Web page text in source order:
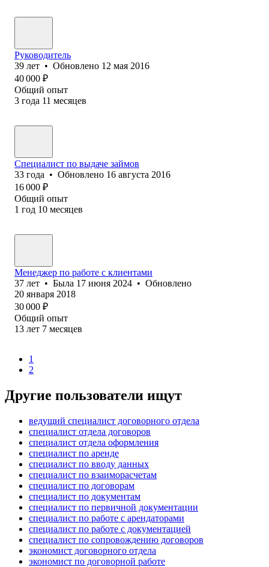
Руководитель
39 лет • Обновлено 12 мая 2016
40 000 ₽
Общий опыт
3 года 11 месяцев
Специалист по выдаче займов
33 года • Обновлено 16 августа 2016
16 000 ₽
Общий опыт
1 год 10 месяцев
Менеджер по работе с клиентами
37 лет • Была 17 июня 2024 • Обновлено
20 января 2018
30 000 ₽
Общий опыт
13 лет 7 месяцев
1
2
Другие пользователи ищут
ведущий специалист договорного отдела
специалист отдела договоров
специалист отдела оформления
специалист по аренде
специалист по вводу данных
специалист по взаиморасчетам
специалист по договорам
специалист по документам
специалист по первичной документации
специалист по работе с арендаторами
специалист по работе с документацией
специалист по сопровождению договоров
экономист договорного отдела
экономист по договорной работе